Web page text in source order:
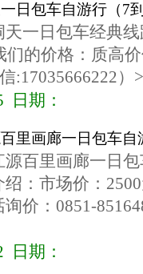
日包车自游行（7
一日包车经典
们的价格：质高
:17035666222
日期：
里画廊一日包车自
百里画廊一日
：市场价：
价：0851-
日期：